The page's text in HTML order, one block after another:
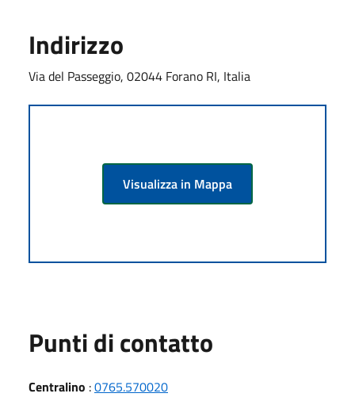
Indirizzo
Via del Passeggio, 02044 Forano RI, Italia
Visualizza in Mappa
Punti di contatto
Centralino :0765.570020